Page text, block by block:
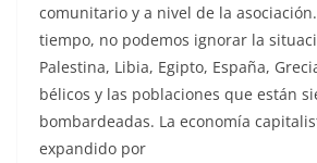
comunitario y a nivel de la
tiempo, no podemos ignorar la
Palestina, Libia, Egipto, España,
bélicos y las poblaciones que están
bombardeadas. La economía
expandido por